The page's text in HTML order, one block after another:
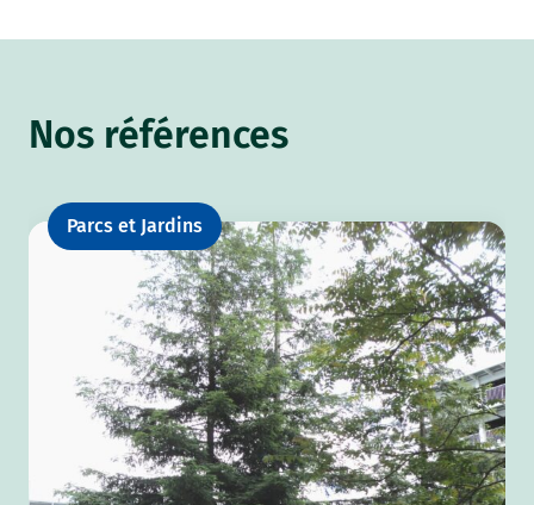
Nos références
Parcs et Jardins